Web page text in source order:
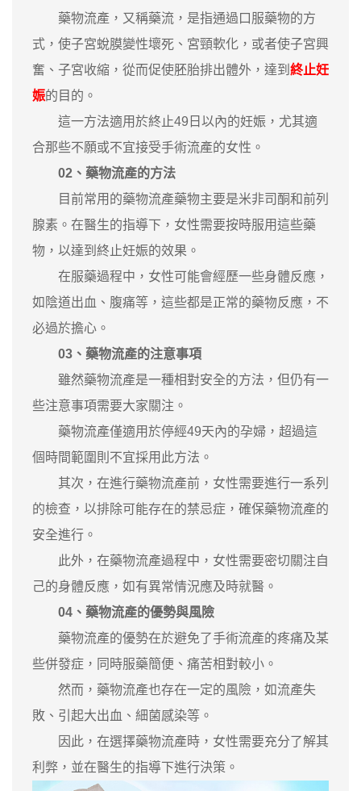
藥物流產，又稱藥流，是指通過口服藥物的方
式，使子宮蛻膜變性壞死、宮頸軟化，或者使子宮興
奮、子宮收縮，從而促使胚胎排出體外，達到 終止妊
娠的目的。
這一方法適用於終止49日以內的妊娠，尤其適
合那些不願或不宜接受手術流產的女性。
02、藥物流產的方法
目前常用的藥物流產藥物主要是米非司酮和前列
腺素。在醫生的指導下，女性需要按時服用這些藥
物，以達到終止妊娠的效果。
在服藥過程中，女性可能會經歷一些身體反應，
如陰道出血、腹痛等，這些都是正常的藥物反應，不
必過於擔心。
03、藥物流產的注意事項
雖然藥物流產是一種相對安全的方法，但仍有一
些注意事項需要大家關注。
藥物流產僅適用於停經49天內的孕婦，超過這
個時間範圍則不宜採用此方法。
其次，在進行藥物流產前，女性需要進行一系列
的檢查，以排除可能存在的禁忌症，確保藥物流產的
安全進行。
此外，在藥物流產過程中，女性需要密切關注自
己的身體反應，如有異常情況應及時就醫。
04、藥物流產的優勢與風險
藥物流產的優勢在於避免了手術流產的疼痛及某
些併發症，同時服藥簡便、痛苦相對較小。
然而，藥物流產也存在一定的風險，如流產失
敗、引起大出血、細菌感染等。
因此，在選擇藥物流產時，女性需要充分了解其
利弊，並在醫生的指導下進行決策。